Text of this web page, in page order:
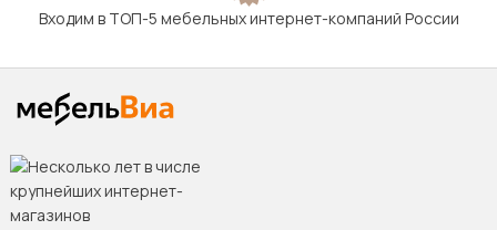
Входим в ТОП-5 мебельных интернет-компаний России